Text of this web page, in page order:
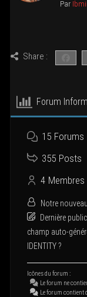
Par
Share :
Forum
15 Forums
355 Posts
4 Membres
Notre
Der­nière
champ auto-
IDENTITY ?
Icônes du forum :
Le forum ne
Le forum contient